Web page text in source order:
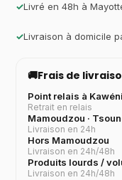
✓Livré en 48h à
✓Livraison à domicile
🚚Frais de
Point relais à Kawéni
Retrait en relais
Mamoudzou ·
Livraison en 24h
Hors Mamoudzou
Livraison en 24h/48h
Produits lourds /
Livraison en 24h/48h